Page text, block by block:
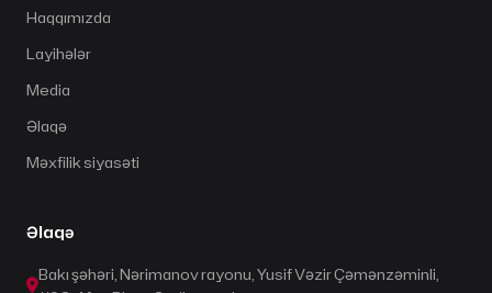
Haqqımızda
Layihələr
Media
Əlaqə
Məxfilik siyasəti
Əlaqə
Bakı şəhəri, Nərimanov rayonu, Yusif Vəzir Çəmənzəminli,